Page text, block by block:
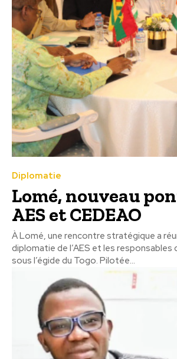
Diplomatie
Lomé, nouveau
AES et CEDEAO
À Lomé, une rencontre stratégique a
diplomatie de l’AES et les responsables
sous l’égide du Togo. Pilotée...